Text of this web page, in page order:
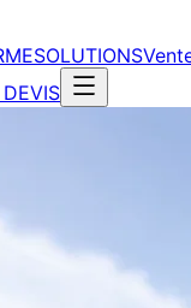
SOLUTIONS